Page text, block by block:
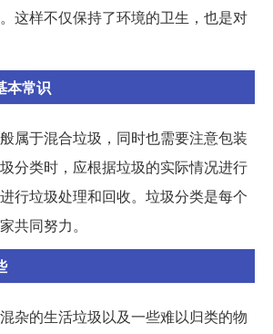
这样不仅保持了环境的卫生，也是对
本常识
属于混合垃圾，同时也需要注意包装
分类时，应根据垃圾的实际情况进行
行垃圾处理和回收。垃圾分类是每个
共同努力。
杂的生活垃圾以及一些难以归类的物